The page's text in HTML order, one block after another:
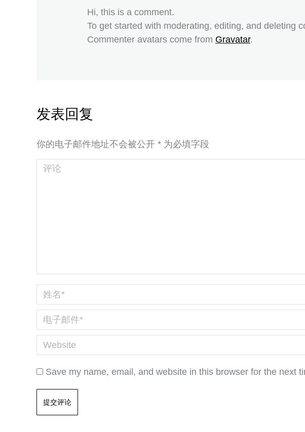
Hi, this is a comment.
To get started with moderating, editing, and deleting
Commenter avatars come from Gravatar.
发表回复
你的电子邮件地址不会被公开 * 为必填字段
评论
姓名 *
电子邮件 *
Website
Save my name, email, and website in this browser for the next
提交评论